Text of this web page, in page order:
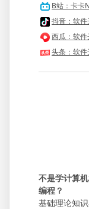
B站：卡卡
抖音：软
西瓜：软
头条：软
不是学计算
编程？
基础理论知